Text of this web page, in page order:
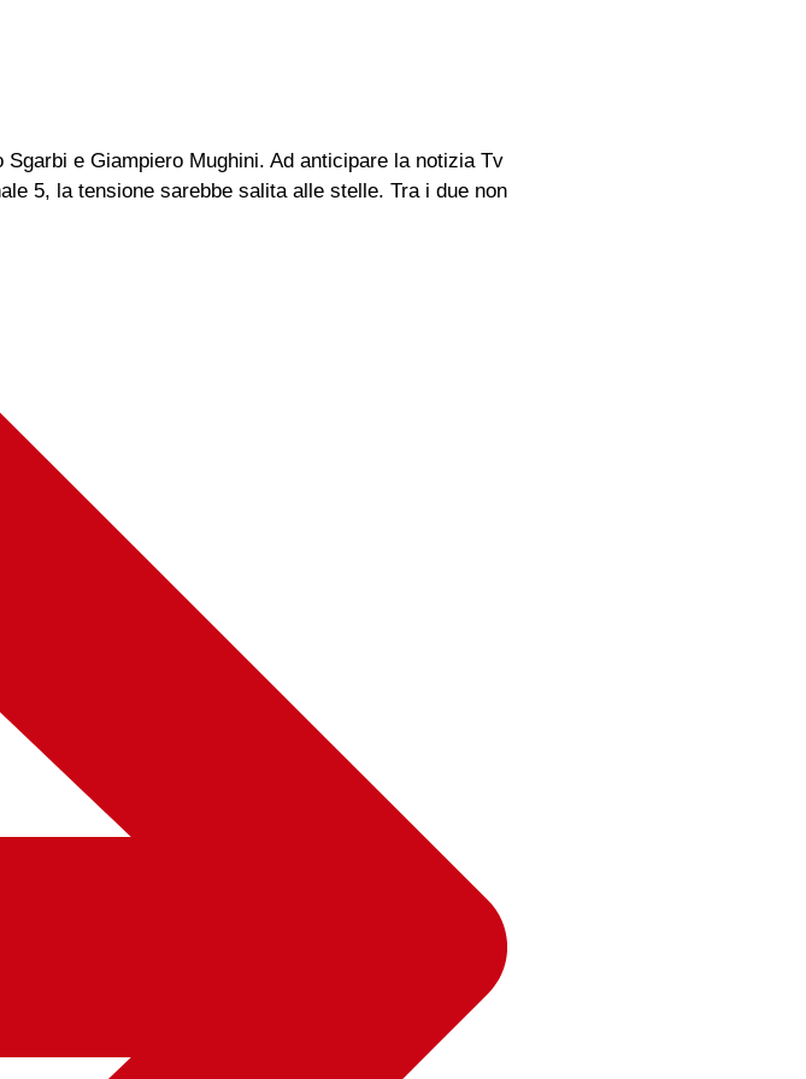
e Giampiero Mughini. Ad anticipare la notizia Tv
5, la tensione sarebbe salita alle stelle. Tra i due non